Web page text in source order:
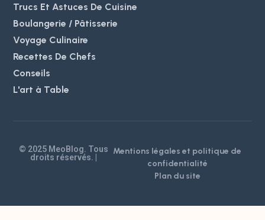
Trucs Et Astuces De Cuisine
Boulangerie / Pâtisserie
Voyage Culinaire
Recettes De Chefs
Conseils
L'art à Table
© 2025 MeoBlog. Tous
droits réservés. |
Mentions légales et politique de
confidentialité
Plan du site